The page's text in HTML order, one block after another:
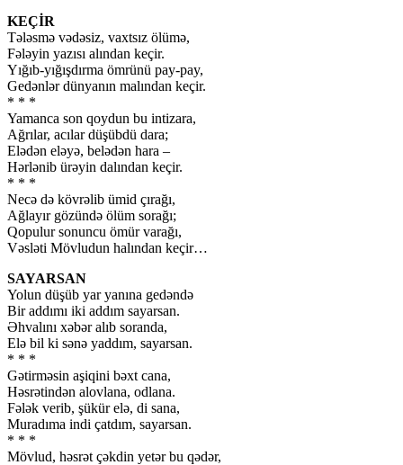
KEÇİR
Tələsmə vədəsiz, vaxtsız ölümə,
Fələyin yazısı alından keçir.
Yığıb-yığışdırma ömrünü pay-pay,
Gedənlər dünyanın malından keçir.
* * *
Yamanca son qoydun bu intizara,
Ağrılar, acılar düşübdü dara;
Elədən eləyə, belədən hara –
Hərlənib ürəyin dalından keçir.
* * *
Necə də kövrəlib ümid çırağı,
Ağlayır gözündə ölüm sorağı;
Qopulur sonuncu ömür varağı,
Vəsləti Mövludun halından keçir…
SAYARSAN
Yolun düşüb yar yanına gedəndə
Bir addımı iki addım sayarsan.
Əhvalını xəbər alıb soranda,
Elə bil ki sənə yaddım, sayarsan.
* * *
Gətirməsin aşiqini bəxt cana,
Həsrətindən alovlana, odlana.
Fələk verib, şükür elə, di sana,
Muradıma indi çatdım, sayarsan.
* * *
Mövlud, həsrət çəkdin yetər bu qədər,